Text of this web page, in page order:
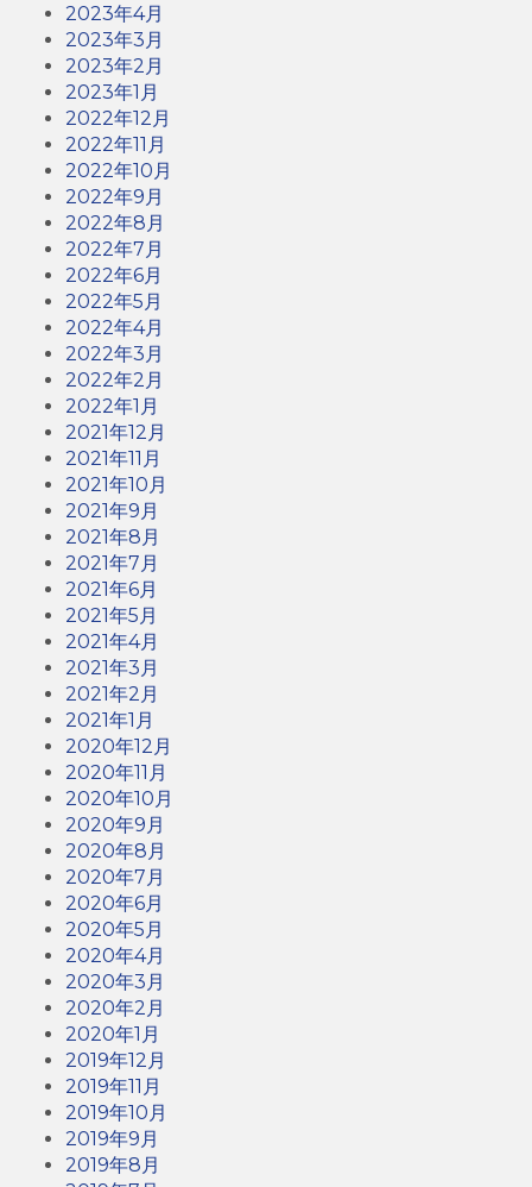
2023年4月
2023年3月
2023年2月
2023年1月
2022年12月
2022年11月
2022年10月
2022年9月
2022年8月
2022年7月
2022年6月
2022年5月
2022年4月
2022年3月
2022年2月
2022年1月
2021年12月
2021年11月
2021年10月
2021年9月
2021年8月
2021年7月
2021年6月
2021年5月
2021年4月
2021年3月
2021年2月
2021年1月
2020年12月
2020年11月
2020年10月
2020年9月
2020年8月
2020年7月
2020年6月
2020年5月
2020年4月
2020年3月
2020年2月
2020年1月
2019年12月
2019年11月
2019年10月
2019年9月
2019年8月